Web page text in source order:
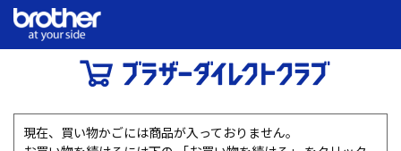
現在、買い物かごには商品が入っておりません。